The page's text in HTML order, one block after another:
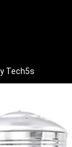
Tech5s